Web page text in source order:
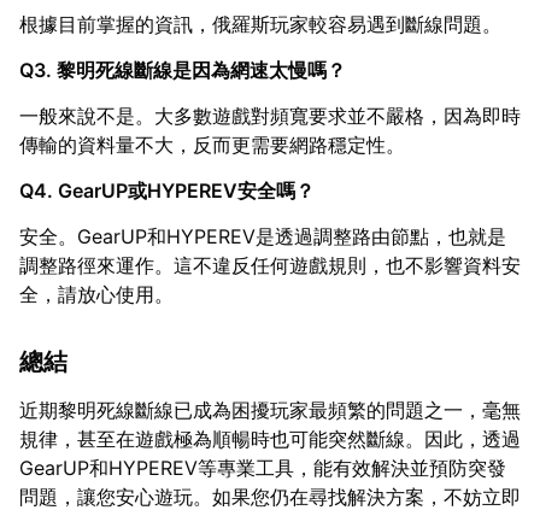
根據目前掌握的資訊，俄羅斯玩家較容易遇到斷線問題。
Q3. 黎明死線斷線是因為網速太慢嗎？
一般來說不是。大多數遊戲對頻寬要求並不嚴格，因為即時
傳輸的資料量不大，反而更需要網路穩定性。
Q4. GearUP或HYPEREV安全嗎？
安全。GearUP和HYPEREV是透過調整路由節點，也就是
調整路徑來運作。這不違反任何遊戲規則，也不影響資料安
全，請放心使用。
總結
近期黎明死線斷線已成為困擾玩家最頻繁的問題之一，毫無
規律，甚至在遊戲極為順暢時也可能突然斷線。因此，透過
GearUP和HYPEREV等專業工具，能有效解決並預防突發
問題，讓您安心遊玩。如果您仍在尋找解決方案，不妨立即